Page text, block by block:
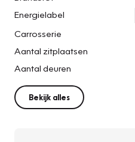
Energielabel
Carrosserie
Aantal zitplaatsen
Aantal deuren
Bekijk alles